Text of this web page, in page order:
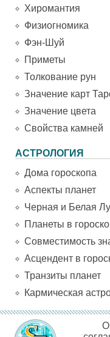
Хиромантия
Физиогномика
Фэн-Шуй
Приметы
Толкование рун
Значение карт
Значение цвета
Свойства камней
АСТРОЛОГИЯ
Дома гороскопа
Аспекты планет
Черная и Белая
Планеты в
Совместимость
Асцендент в
Транзиты планет
Кармическая
О